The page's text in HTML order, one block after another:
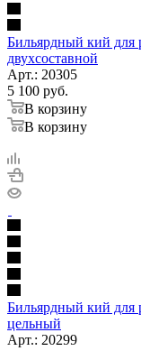
Бильярдный кий для
двухсоставной
Арт.: 20305
5 100 руб.
В корзину
В корзину
Бильярдный кий для
цельный
Арт.: 20299